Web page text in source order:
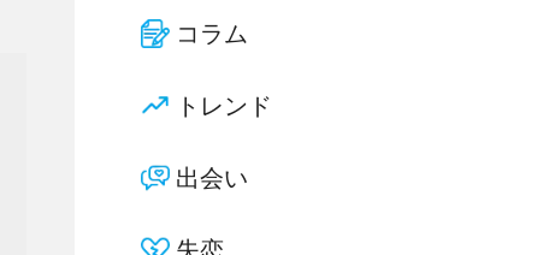
コラム
トレンド
出会い